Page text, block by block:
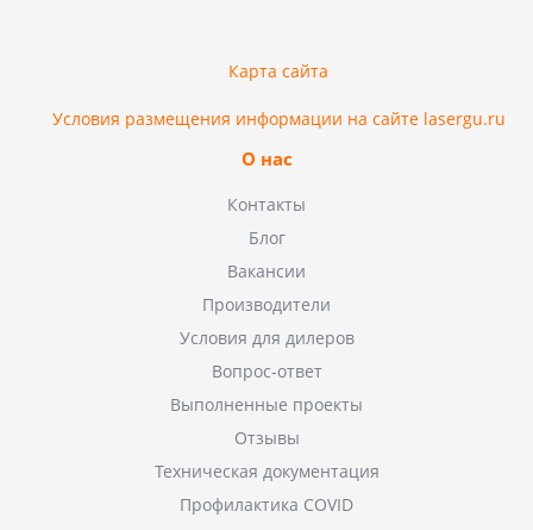
Карта сайта
Условия размещения информации на сайте lasergu.ru
О нас
Контакты
Блог
Вакансии
Производители
Условия для дилеров
Вопрос-ответ
Выполненные проекты
Отзывы
Техническая документация
Профилактика COVID